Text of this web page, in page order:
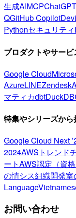
生成AIMCPChatGPT
QGitHub Copilot
Pythonセキュリティ
プロダクトやサー
Google Cloud
AzureLINEZendesk
マティカdbtDuckDB
特集やシリーズから
Google Cloud Next
2024AWSトレンド
ートAWS認定（資格
の情シス組織開発室
Language
お問い合わせ